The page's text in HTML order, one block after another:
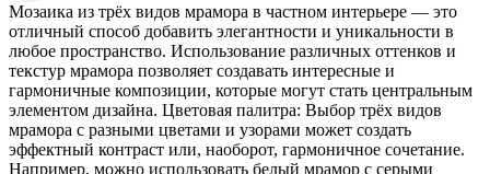
Мозаика из трёх видов мрамора в частном интерьере — это
отличный способ добавить элегантности и уникальности в
любое пространство. Использование различных оттенков и
текстур мрамора позволяет создавать интересные и
гармоничные композиции, которые могут стать центральным
элементом дизайна. Цветовая палитра: Выбор трёх видов
мрамора с разными цветами и узорами может создать
эффектный контраст или, наоборот, гармоничное сочетание.
Например, можно использовать белый мрамор с серыми